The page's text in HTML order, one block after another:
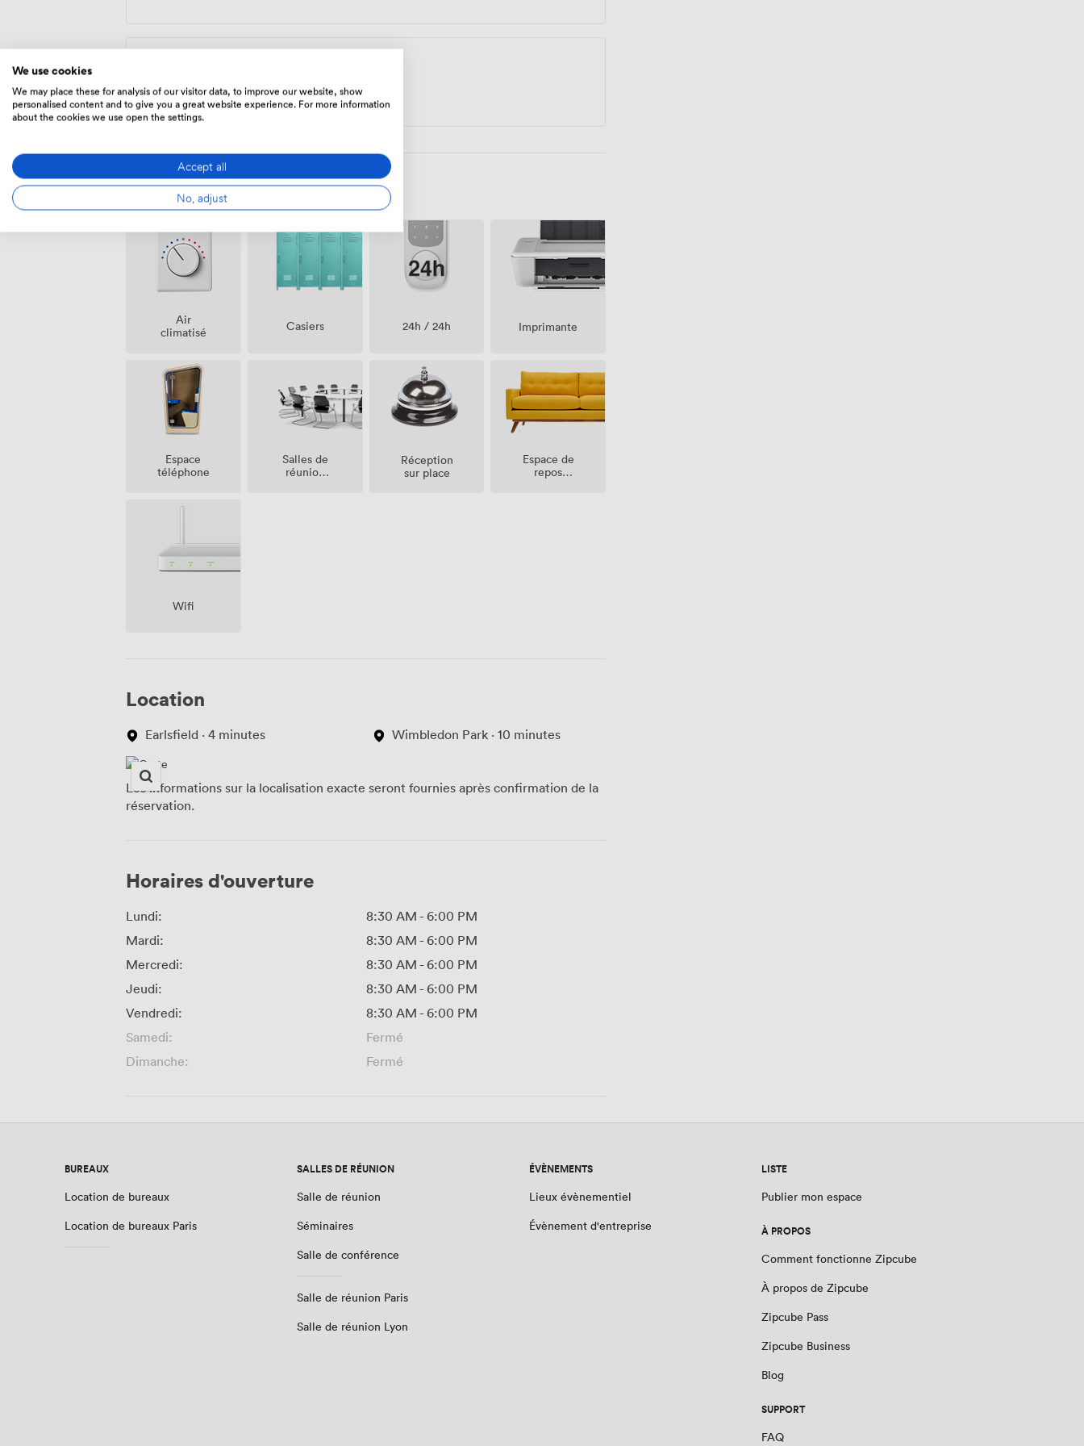
275/mois
Équipements
Air
climatisé
Casiers 24h / 24h Imprimante
Espace
téléphone
Salles de
réunion
Réception
sur place
Espace de
repos
Wifi
Location
Earlsfield · 4 minutes Wimbledon Park · 10 minutes
Les informations sur la localisation exacte seront fournies après confirmation de la
réservation.
Horaires d'ouverture
Lundi: 8:30 AM - 6:00 PM
Mardi:
8:30 AM - 6:00 PM
Mercredi:
8:30 AM - 6:00 PM
Jeudi:
8:30 AM - 6:00 PM
Vendredi:
8:30 AM - 6:00 PM
Samedi:
Fermé
Dimanche:
Fermé
BUREAUX
Location de bureaux
Location de bureaux Paris
SALLES DE RÉUNION
Salle de réunion
Séminaires
Salle de conférence
Salle de réunion Paris
Salle de réunion Lyon
ÉVÈNEMENTS
Lieux évènementiel
Évènement d'entreprise
LISTE
Publier mon espace
À PROPOS
Comment fonctionne Zipcube
À propos de Zipcube
Zipcube Pass
Zipcube Business
Blog
SUPPORT
FAQ
We use cookies
We may place these for analysis of our visitor data, to improve our website, show
personalised content and to give you a great website experience. For more information
about the cookies we use open the settings.
Accept all
No, adjust